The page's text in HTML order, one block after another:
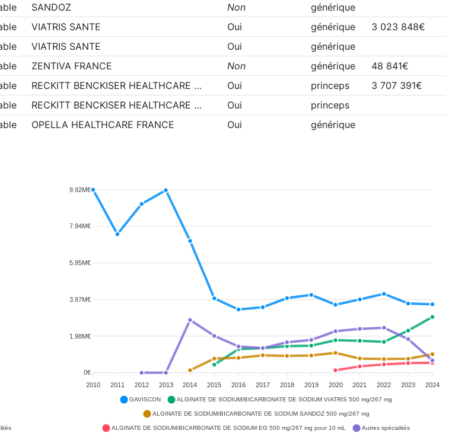
SANDOZ Non
générique
VIATRIS SANTE Oui générique
3 023 848€
VIATRIS SANTE Oui
générique
ZENTIVA FRANCE Non générique
48 841€
RECKITT BENCKISER HEALTHCARE … Oui princeps
3 707 391€
RECKITT BENCKISER HEALTHCARE … Oui
princeps
OPELLA HEALTHCARE FRANCE Oui générique
9.92M€
7.94M€
5.95M€
3.97M€
1.98M€
0€
2010
2011 2012 2013 2014 2015 2016 2017 2018 2019 2020 2021 2022 2023 2024
GAVISCON ALGINATE DE SODIUM/BICARBONATE DE SODIUM VIATRIS 500 mg/267 mg
ALGINATE DE SODIUM/BICARBONATE DE SODIUM SANDOZ 500 mg/267 mg
ALGINATE DE SODIUM/BICARBONATE DE SODIUM EG 500 mg/267 mg pour 10 mL Autres spécialités